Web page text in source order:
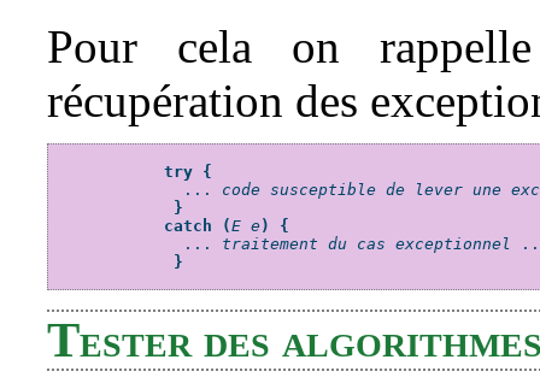
Pour cela on
récupération des
try {
              ...
code susceptible de lever une
}
            catch (
E e ) {
... traitement du cas exceptionnel
             }
Tester des